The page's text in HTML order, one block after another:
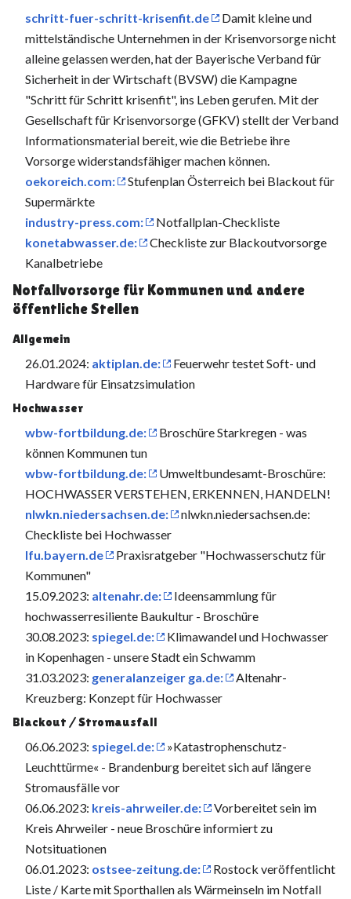
schritt-fuer-schritt-krisenfit.de
Damit kleine und
mittelständische Unternehmen in der Krisenvorsorge nicht
alleine gelassen werden, hat der Bayerische Verband für
Sicherheit in der Wirtschaft (BVSW) die Kampagne
"Schritt für Schritt krisenfit", ins Leben gerufen. Mit der
Gesellschaft für Krisenvorsorge (GFKV) stellt der Verband
Informationsmaterial bereit, wie die Betriebe ihre
Vorsorge widerstandsfähiger machen können.
oekoreich.com:
Stufenplan Österreich bei Blackout für
Supermärkte
industry-press.com:
Notfallplan-Checkliste
konetabwasser.de:
Checkliste zur Blackoutvorsorge
Kanalbetriebe
Notfallvorsorge für Kommunen und andere
öffentliche Stellen
Allgemein
26.01.2024: aktiplan.de:
Feuerwehr testet Soft- und
Hardware für Einsatzsimulation
Hochwasser
wbw-fortbildung.de:
Broschüre Starkregen - was
können Kommunen tun
wbw-fortbildung.de:
Umweltbundesamt-Broschüre:
HOCHWASSER VERSTEHEN, ERKENNEN, HANDELN!
nlwkn.niedersachsen.de:
nlwkn.niedersachsen.de:
Checkliste bei Hochwasser
lfu.bayern.de
Praxisratgeber "Hochwasserschutz für
Kommunen"
15.09.2023: altenahr.de:
Ideensammlung für
hochwasserresiliente Baukultur - Broschüre
30.08.2023: spiegel.de:
Klimawandel und Hochwasser
in Kopenhagen - unsere Stadt ein Schwamm
31.03.2023: generalanzeiger ga.de:
Altenahr-
Kreuzberg: Konzept für Hochwasser
Blackout / Stromausfall
06.06.2023: spiegel.de:
»Katastrophenschutz-
Leuchttürme« - Brandenburg bereitet sich auf längere
Stromausfälle vor
06.06.2023: kreis-ahrweiler.de:
Vorbereitet sein im
Kreis Ahrweiler - neue Broschüre informiert zu
Notsituationen
06.01.2023: ostsee-zeitung.de:
Rostock veröffentlicht
Liste / Karte mit Sporthallen als Wärmeinseln im Notfall